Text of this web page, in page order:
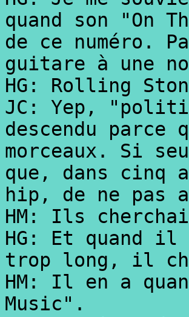
quand son "On
de ce numéro.
guitare à une
HG: Rolling
JC: Yep,
descendu
morceaux. Si
que, dans cinq
hip, de ne pas
HM: Ils
HG: Et quand
trop long, il
HM: Il en a
Music".